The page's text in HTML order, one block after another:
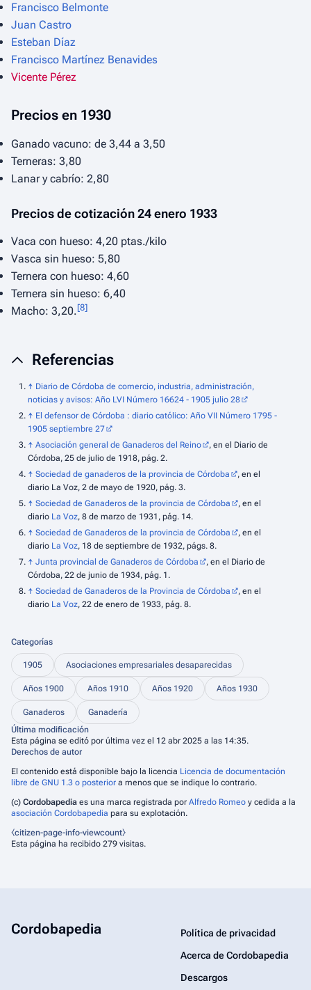
Francisco Belmonte
Juan Castro
Esteban Díaz
Francisco Martínez Benavides
Vicente Pérez
Precios en 1930
Ganado vacuno: de 3,44 a 3,50
Terneras: 3,80
Lanar y cabrío: 2,80
Precios de cotización 24 enero 1933
Vaca con hueso: 4,20 ptas./kilo
Vasca sin hueso: 5,80
Ternera con hueso: 4,60
Ternera sin hueso: 6,40
Macho: 3,20.[8]
Referencias
↑ Diario de Córdoba de comercio, industria, administración,
noticias y avisos: Año LVI Número 16624 - 1905 julio 28
↑ El defensor de Córdoba : diario católico: Año VII Número 1795 -
1905 septiembre 27
↑ Asociación general de Ganaderos del Reino , en el Diario de
Córdoba, 25 de julio de 1918, pág. 2.
↑ Sociedad de ganaderos de la provincia de Córdoba
, en el
diario La Voz, 2 de mayo de 1920, pág. 3.
↑ Sociedad de Ganaderos de la provincia de Córdoba
, en el
diario La Voz, 8 de marzo de 1931, pág. 14.
↑ Sociedad de Ganaderos de la provincia de Córdoba
, en el
diario La Voz, 18 de septiembre de 1932, págs. 8.
↑ Junta provincial de Ganaderos de Córdoba , en el Diario de
Córdoba, 22 de junio de 1934, pág. 1.
↑ Sociedad de Ganaderos de la Provincia de Córdoba
, en el
diario La Voz, 22 de enero de 1933, pág. 8.
Categorías
1905 Asociaciones empresariales desaparecidas
Años 1900 Años 1910 Años 1920 Años 1930
Ganaderos
Ganadería
Última modificación
Esta página se editó por última vez el 12 abr 2025 a las 14:35.
Derechos de autor
El contenido está disponible bajo la licencia Licencia de documentación
libre de GNU 1.3 o posterior a menos que se indique lo contrario.
(c) Cordobapedia es una marca registrada por Alfredo Romeo y cedida a la
asociación Cordobapedia para su explotación.
⧼citizen-page-info-viewcount⧽
Esta página ha recibido 279 visitas.
Cordobapedia
Política de privacidad
Acerca de Cordobapedia
Descargos